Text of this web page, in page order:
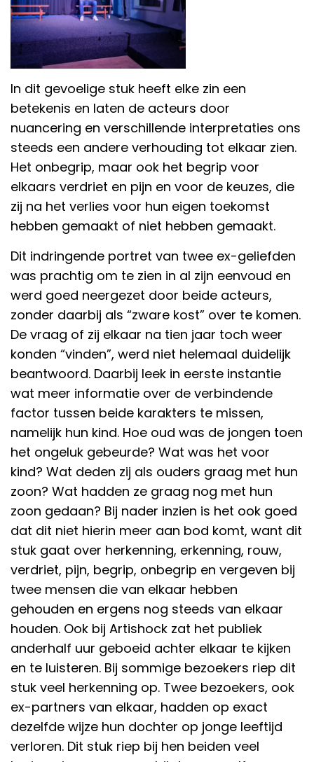
In dit gevoelige stuk heeft elke zin een
betekenis en laten de acteurs door
nuancering en verschillende interpretaties ons
steeds een andere verhouding tot elkaar zien.
Het onbegrip, maar ook het begrip voor
elkaars verdriet en pijn en voor de keuzes, die
zij na het verlies voor hun eigen toekomst
hebben gemaakt of niet hebben gemaakt.
Dit indringende portret van twee ex-geliefden
was prachtig om te zien in al zijn eenvoud en
werd goed neergezet door beide acteurs,
zonder daarbij als “zware kost” over te komen.
De vraag of zij elkaar na tien jaar toch weer
konden “vinden”, werd niet helemaal duidelijk
beantwoord. Daarbij leek in eerste instantie
wat meer informatie over de verbindende
factor tussen beide karakters te missen,
namelijk hun kind. Hoe oud was de jongen toen
het ongeluk gebeurde? Wat was het voor
kind? Wat deden zij als ouders graag met hun
zoon? Wat hadden ze graag nog met hun
zoon gedaan? Bij nader inzien is het ook goed
dat dit niet hierin meer aan bod komt, want dit
stuk gaat over herkenning, erkenning, rouw,
verdriet, pijn, begrip, onbegrip en vergeven bij
twee mensen die van elkaar hebben
gehouden en ergens nog steeds van elkaar
houden. Ook bij Artishock zat het publiek
anderhalf uur geboeid achter elkaar te kijken
en te luisteren. Bij sommige bezoekers riep dit
stuk veel herkenning op. Twee bezoekers, ook
ex-partners van elkaar, hadden op exact
dezelfde wijze hun dochter op jonge leeftijd
verloren. Dit stuk riep bij hen beiden veel